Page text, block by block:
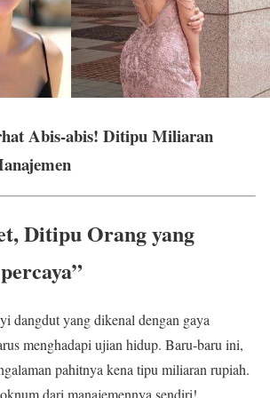
Abis-abis! Ditipu Miliaran
Ditipu Orang yang
dangdut yang dikenal dengan gaya
menghadapi ujian hidup. Baru-baru ini,
pahitnya kena tipu miliaran rupiah.
dari manajemennya sendiri!